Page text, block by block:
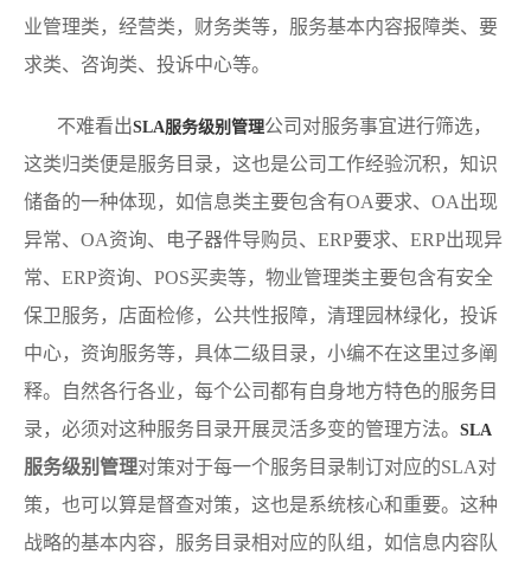
业管理类，经营类，财务类等，服务基本内容报障类、要
求类、咨询类、投诉中心等。
不难看出SLA服务级别管理公司对服务事宜进行筛选，
这类归类便是服务目录，这也是公司工作经验沉积，知识
储备的一种体现，如信息类主要包含有OA要求、OA出现
异常、OA资询、电子器件导购员、ERP要求、ERP出现异
常、ERP资询、POS买卖等，物业管理类主要包含有安全
保卫服务，店面检修，公共性报障，清理园林绿化，投诉
中心，资询服务等，具体二级目录，小编不在这里过多阐
释。自然各行各业，每个公司都有自身地方特色的服务目
录，必须对这种服务目录开展灵活多变的管理方法。 SLA
服务级别管理对策对于每一个服务目录制订对应的SLA对
策，也可以算是督查对策，这也是系统核心和重要。这种
战略的基本内容，服务目录相对应的队组，如信息内容队